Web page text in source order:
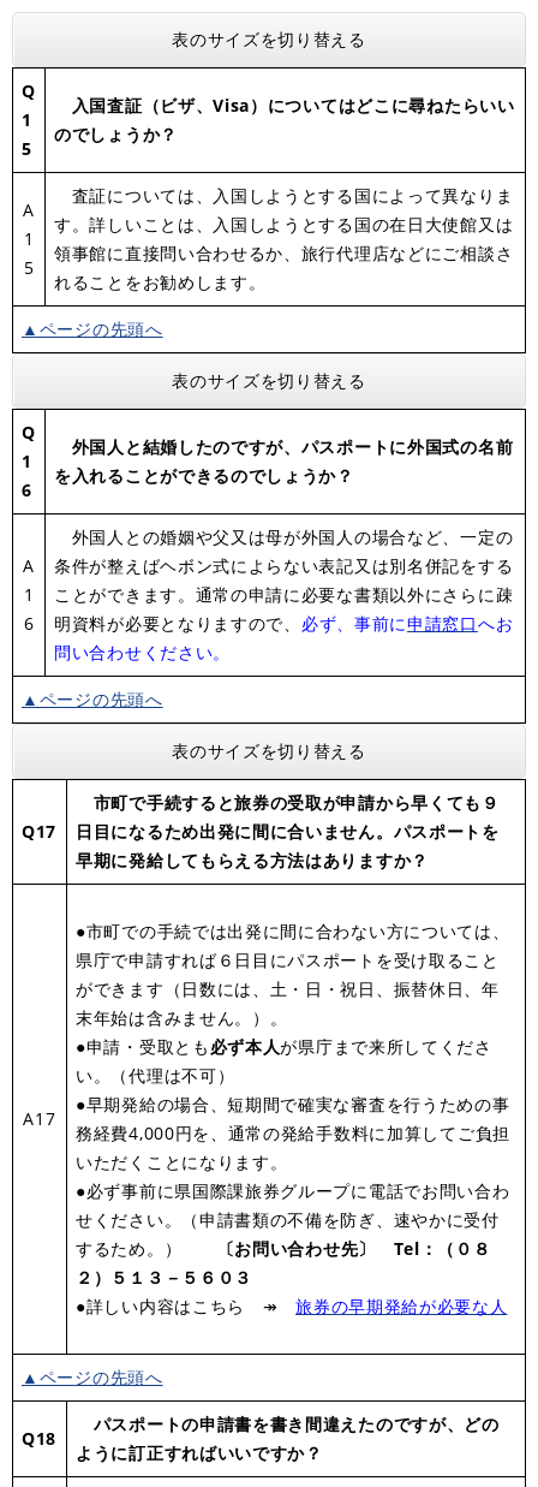
表のサイズを切り替える
Q
1
5
入国査証（ビザ、Visa）についてはどこに尋ねたらいい
のでしょうか？
A
1
5
査証については、入国しようとする国によって異なりま
す。詳しいことは、入国しようとする国の在日大使館又は
領事館に直接問い合わせるか、旅行代理店などにご相談さ
れることをお勧めします。
▲ページの先頭へ
表のサイズを切り替える
Q
1
6
外国人と結婚したのですが、パスポートに外国式の名前
を入れることができるのでしょうか？
A
1
6
外国人との婚姻や父又は母が外国人の場合など、一定の
条件が整えばヘボン式によらない表記又は別名併記をする
ことができます。通常の申請に必要な書類以外にさらに疎
明資料が必要となりますので、 必ず、事前に申請窓口へお
問い合わせください。
▲ページの先頭へ
表のサイズを切り替える
Q17
市町で手続すると旅券の受取が申請から早くても９
日目になるため出発に間に合いません。パスポートを
早期に発給してもらえる方法はありますか？
A17
●市町での手続では出発に間に合わない方については、
県庁で申請すれば６日目にパスポートを受け取ること
ができます（日数には、土・日・祝日、振替休日、年
末年始は含みません。）。
●申請・受取とも 必ず本人が県庁まで来所してくださ
い。（代理は不可）
●早期発給の場合、短期間で確実な審査を行うための事
務経費4,000円を、通常の発給手数料に加算してご負担
いただくことになります。
●必ず事前に県国際課旅券グループに電話でお問い合わ
せください。（申請書類の不備を防ぎ、速やかに受付
するため。）
〔お問い合わせ先〕 Tel：（０８
２）５１３－５６０３
●詳しい内容はこちら ↠旅券の早期発給が必要な人
▲ページの先頭へ
Q18
パスポートの申請書を書き間違えたのですが、どの
ように訂正すればいいですか？